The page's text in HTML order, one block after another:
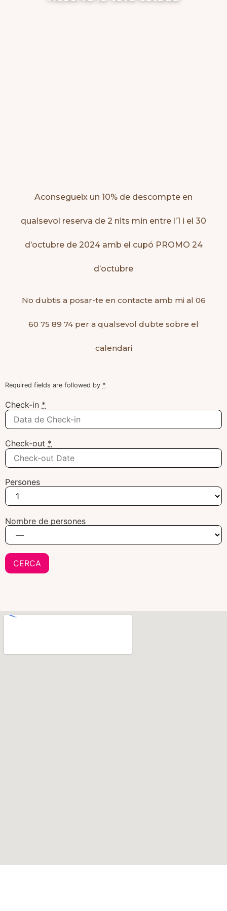
Aconsegueix un 10% de descompte en
qualsevol reserva de 2 nits min entre l’1 i el 30
d’octubre de 2024 amb el cupó PROMO 24
d’octubre
No dubtis a posar-te en contacte amb mi al 06
60 75 89 74 per a qualsevol dubte sobre el
calendari
Required fields are followed by *
Check-in *
Check-out *
Persones
Nombre de persones